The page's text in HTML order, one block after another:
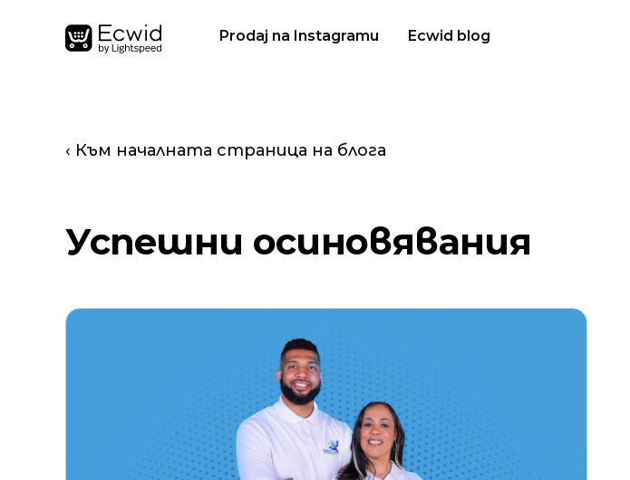
Prodaj na Instagramu Ecwid blog
‹ Към началната страница на блога
Успешни осиновявания